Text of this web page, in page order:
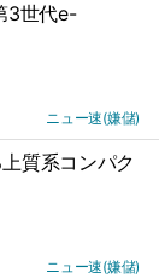
3世代e-
ニュー速(嫌儲)
質系コンパク
ニュー速(嫌儲)